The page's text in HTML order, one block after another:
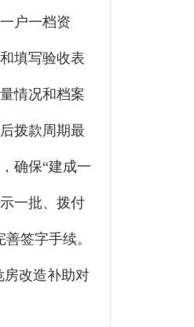
户一档资
填写验收表
情况和档案
拨款周期最
确保“建成一
一批、拨付
签字手续。
房改造补助对